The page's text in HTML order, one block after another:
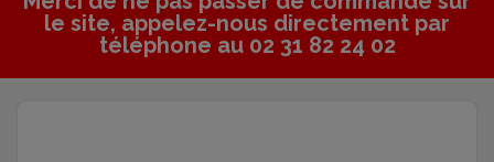
le site, appelez-nous directement par
téléphone au 02 31 82 24 02